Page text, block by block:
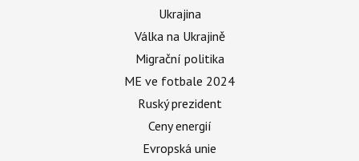
Ukrajina
Válka na Ukrajině
Migrační politika
ME ve fotbale 2024
Ruský prezident
Ceny energií
Evropská unie